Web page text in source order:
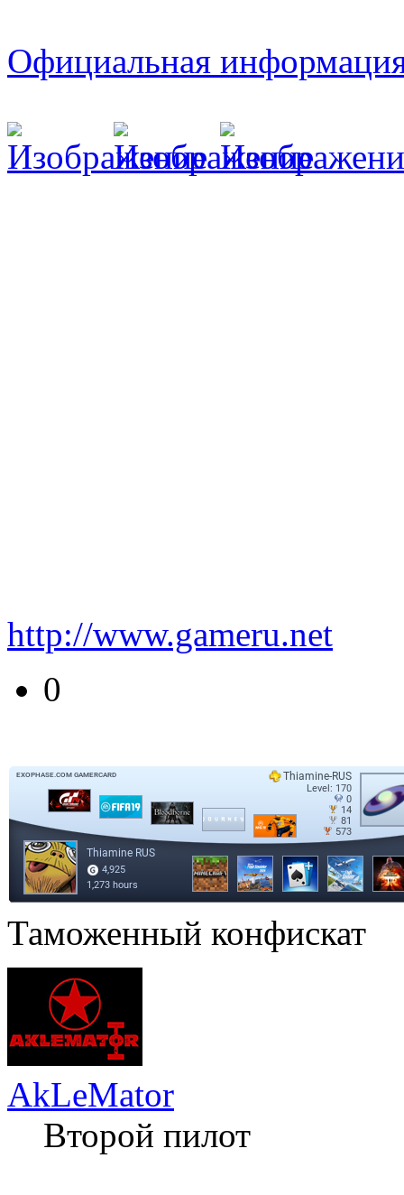
Официальная
http://www.gameru.net
0
Таможенный конфискат
AkLeMator
Второй пилот